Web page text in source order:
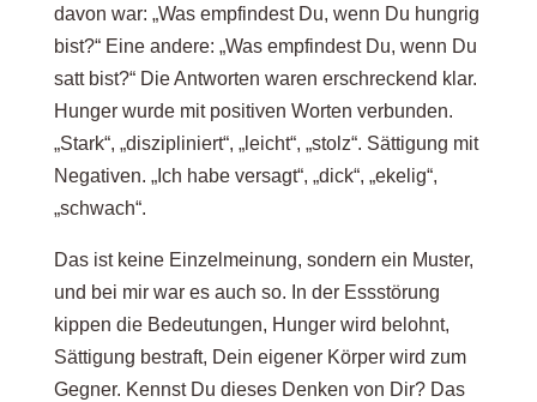
davon war: „Was empfindest Du, wenn Du hungrig
bist?“ Eine andere: „Was empfindest Du, wenn Du
satt bist?“ Die Antworten waren erschreckend klar.
Hunger wurde mit positiven Worten verbunden.
„Stark“, „diszipliniert“, „leicht“, „stolz“. Sättigung mit
Negativen. „Ich habe versagt“, „dick“, „ekelig“,
„schwach“.
Das ist keine Einzelmeinung, sondern ein Muster,
und bei mir war es auch so. In der Essstörung
kippen die Bedeutungen, Hunger wird belohnt,
Sättigung bestraft, Dein eigener Körper wird zum
Gegner. Kennst Du dieses Denken von Dir? Das